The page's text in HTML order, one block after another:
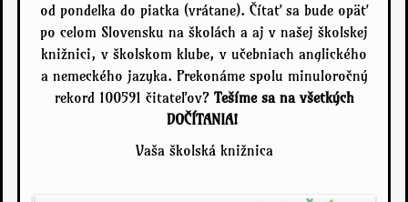
od pondelka do piatka (vrátane). Čítať sa bude opäť
po celom Slovensku na školách a aj v našej školskej
knižnici, v školskom klube, v učebniach anglického
a nemeckého jazyka. Prekonáme spolu minuloročný
rekord 100591 čitateľov? Tešíme sa na všetkých
DOČÍTANIA!
Vaša školská knižnica